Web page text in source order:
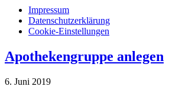
Impressum
Daten­schutz­erklärung
Cookie-Einstellungen
Apothekengruppe anlegen
6. Juni 2019